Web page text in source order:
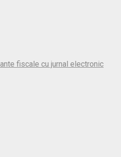
fiscale cu jurnal electronic